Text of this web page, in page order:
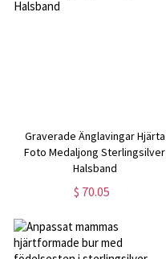
Graverade Änglavingar Hjärta
Foto Medaljong Sterlingsilver
Halsband
$ 70.05